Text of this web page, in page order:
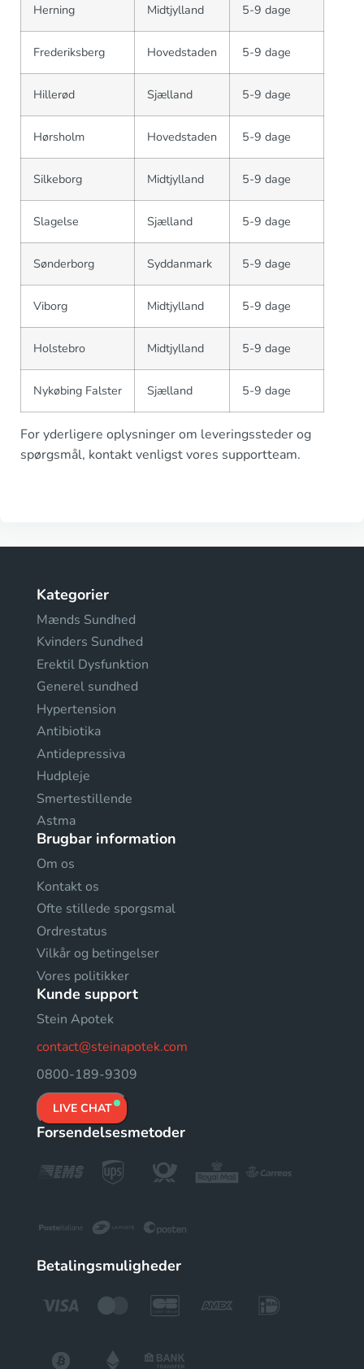
Herning Midtjylland 5-9 dage
Frederiksberg Hovedstaden 5-9 dage
Hillerød Sjælland 5-9 dage
Hørsholm Hovedstaden 5-9 dage
Silkeborg Midtjylland 5-9 dage
Slagelse Sjælland 5-9 dage
Sønderborg Syddanmark 5-9 dage
Viborg Midtjylland 5-9 dage
Holstebro Midtjylland 5-9 dage
Nykøbing Falster Sjælland 5-9 dage
For yderligere oplysninger om leveringssteder og
spørgsmål, kontakt venligst vores supportteam.
Kategorier
Mænds Sundhed
Kvinders Sundhed
Erektil Dysfunktion
Generel sundhed
Hypertension
Antibiotika
Antidepressiva
Hudpleje
Smertestillende
Astma
Brugbar information
Om os
Kontakt os
Ofte stillede sporgsmal
Ordrestatus
Vilkår og betingelser
Vores politikker
Kunde support
Stein Apotek
contact@steinapotek.com
0800-189-9309
LIVE CHAT
Forsendelsesmetoder
Betalingsmuligheder